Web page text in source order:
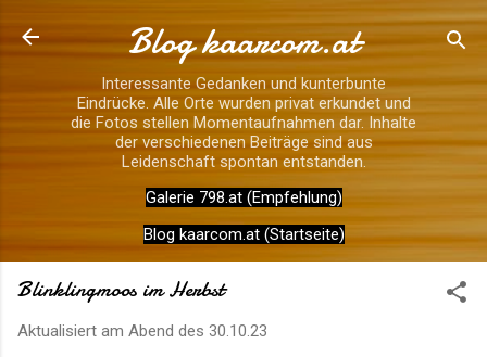
Direkt zum Hauptbereich
Blog kaarcom.at
Interessante Gedanken und kunterbunte
Eindrücke. Alle Orte wurden privat erkundet und
die Fotos stellen Momentaufnahmen dar. Inhalte
der verschiedenen Beiträge sind aus
Leidenschaft spontan entstanden.
Galerie 798.at (Empfehlung)
Blog kaarcom.at (Startseite)
Blinklingmoos im Herbst
Aktualisiert am Abend des 30.10.23